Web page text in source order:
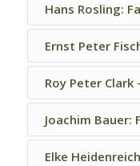
Hans Rosling:
Ernst Peter
Roy Peter Clark
Joachim Bauer:
Elke